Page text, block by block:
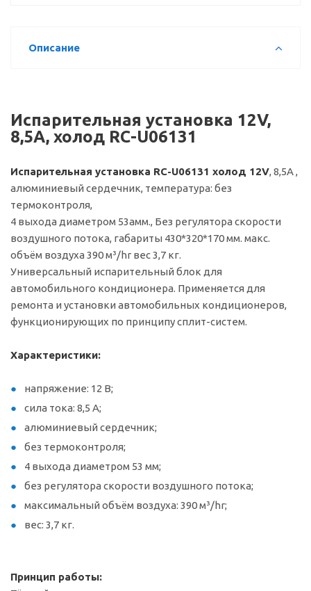
Описание
Испарительная установка 12V,
8,5A, холод RC-U06131
Испарительная установка RC-U06131 холод 12V, 8,5A ,
алюминиевый сердечник, температура: без
термоконтроля,
4 выхода диаметром 53амм., Без регулятора скорости
воздушного потока, габариты 430*320*170 мм. макс.
объём воздуха 390 м³/hr вес 3,7 кг.
Универсальный испарительный блок для
автомобильного кондиционера. Применяется для
ремонта и установки автомобильных кондиционеров,
функционирующих по принципу сплит-систем.
Характеристики:
напряжение: 12 В;
сила тока: 8,5 А;
алюминиевый сердечник;
без термоконтроля;
4 выхода диаметром 53 мм;
без регулятора скорости воздушного потока;
максимальный объём воздуха: 390 м³/hr;
вес: 3,7 кг.
Принцип работы: